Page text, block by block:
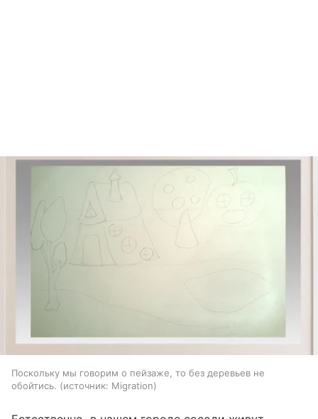
Поскольку мы говорим о пейзаже, то без деревьев не
обойтись.
источник: Migration